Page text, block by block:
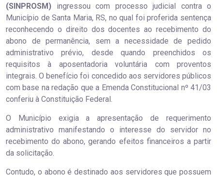
(SINPROSM) ingressou com processo judicial contra o
Município de Santa Maria, RS, no qual foi proferida sentença
reconhecendo o direito dos docentes ao recebimento do
abono de permanência, sem a necessidade de pedido
administrativo prévio, desde quando preenchidos os
requisitos à aposentadoria voluntária com proventos
integrais. O benefício foi concedido aos servidores públicos
com base na redação que a Emenda Constitucional nº 41/03
conferiu à Constituição Federal.
O Município exigia a apresentação de requerimento
administrativo manifestando o interesse do servidor no
recebimento do abono, gerando efeitos financeiros a partir
da solicitação.
Contudo, o abono é destinado aos servidores que possuem